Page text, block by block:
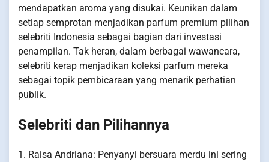
mendapatkan aroma yang disukai. Keunikan dalam
setiap semprotan menjadikan parfum premium pilihan
selebriti Indonesia sebagai bagian dari investasi
penampilan. Tak heran, dalam berbagai wawancara,
selebriti kerap menjadikan koleksi parfum mereka
sebagai topik pembicaraan yang menarik perhatian
publik.
Selebriti dan Pilihannya
1. Raisa Andriana: Penyanyi bersuara merdu ini sering